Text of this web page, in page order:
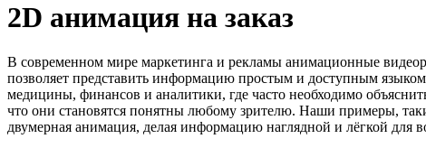
2D анимация на заказ
В современном мире маркетинга и рекламы анимационные
позволяет представить информацию простым и доступным
медицины, финансов и аналитики, где часто необходимо
что они становятся понятны любому зрителю. Наши примеры,
двумерная анимация, делая информацию наглядной и лёгкой для